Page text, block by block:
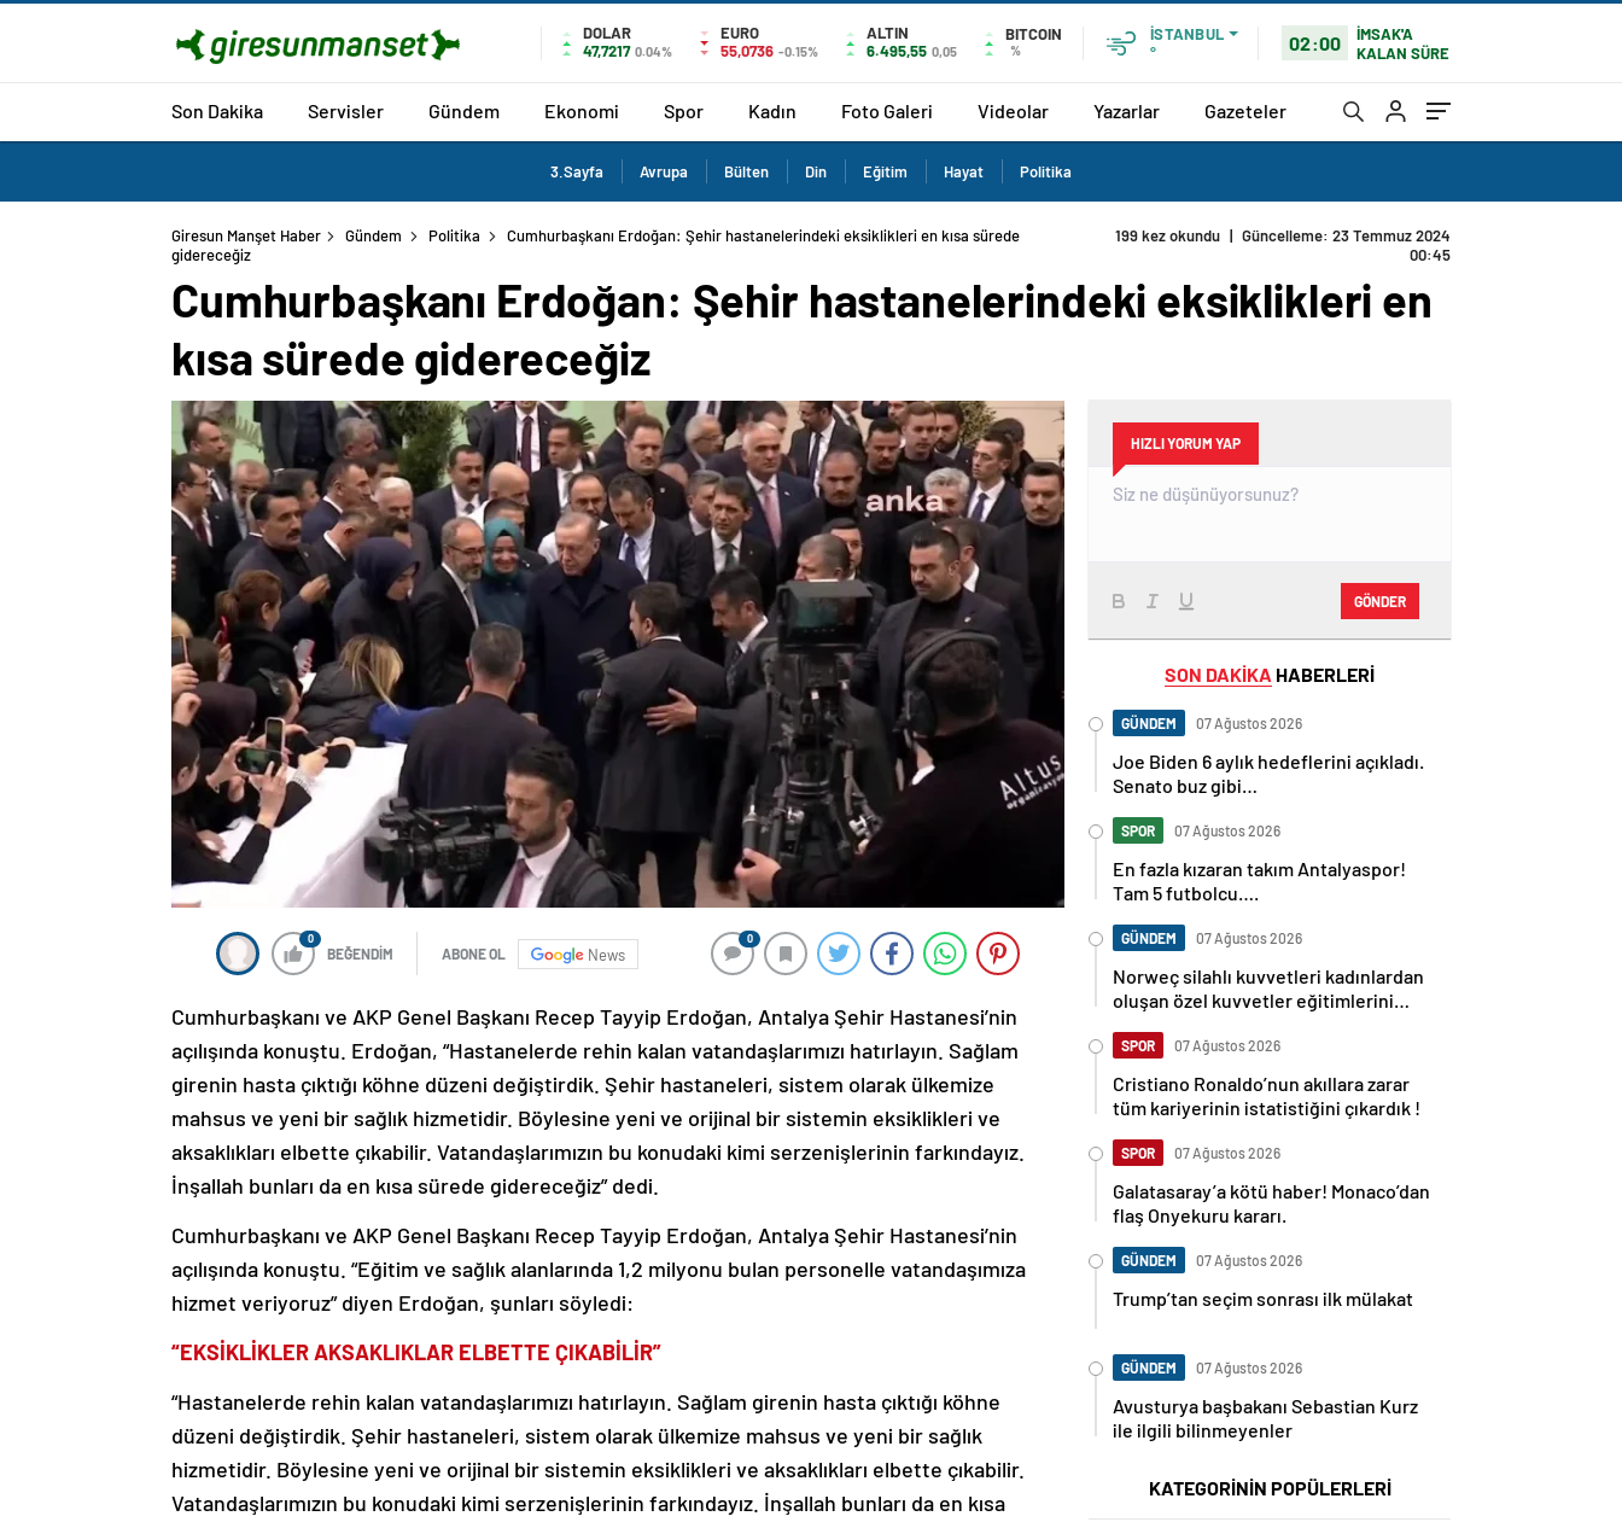
DOLAR
47,7217 0.04%
EURO
55,0736 -0.15%
ALTIN
6.495,55 0,05
BITCOIN
%
İSTANBUL
°
02:00
İMSAK'A
KALAN SÜRE
Son Dakika Servisler Gündem Ekonomi Spor Kadın Foto Galeri Videolar Yazarlar Gazeteler
3.Sayfa Avrupa Bülten Din Eğitim Hayat Politika
Giresun Manşet Haber Gündem Politika
Cumhurbaşkanı Erdoğan: Şehir hastanelerindeki eksiklikleri en kısa sürede
gidereceğiz
199 kez okundu | Güncelleme: 23 Temmuz 2024
00:45
Cumhurbaşkanı Erdoğan: Şehir hastanelerindeki eksiklikleri en
kısa sürede gidereceğiz
0
BEĞENDİM ABONE OL News
0
Cumhurbaşkanı ve AKP Genel Başkanı Recep Tayyip Erdoğan, Antalya Şehir Hastanesi’nin
açılışında konuştu. Erdoğan, “Hastanelerde rehin kalan vatandaşlarımızı hatırlayın. Sağlam
girenin hasta çıktığı köhne düzeni değiştirdik. Şehir hastaneleri, sistem olarak ülkemize
mahsus ve yeni bir sağlık hizmetidir. Böylesine yeni ve orijinal bir sistemin eksiklikleri ve
aksaklıkları elbette çıkabilir. Vatandaşlarımızın bu konudaki kimi serzenişlerinin farkındayız.
İnşallah bunları da en kısa sürede gidereceğiz” dedi.
Cumhurbaşkanı ve AKP Genel Başkanı Recep Tayyip Erdoğan, Antalya Şehir Hastanesi’nin
açılışında konuştu. “Eğitim ve sağlık alanlarında 1,2 milyonu bulan personelle vatandaşımıza
hizmet veriyoruz” diyen Erdoğan, şunları söyledi:
“EKSİKLİKLER AKSAKLIKLAR ELBETTE ÇIKABİLİR”
“Hastanelerde rehin kalan vatandaşlarımızı hatırlayın. Sağlam girenin hasta çıktığı köhne
düzeni değiştirdik. Şehir hastaneleri, sistem olarak ülkemize mahsus ve yeni bir sağlık
hizmetidir. Böylesine yeni ve orijinal bir sistemin eksiklikleri ve aksaklıkları elbette çıkabilir.
Vatandaşlarımızın bu konudaki kimi serzenişlerinin farkındayız. İnşallah bunları da en kısa
HIZLI YORUM YAP
GÖNDER
SON DAKİKA HABERLERİ
GÜNDEM 07 Ağustos 2026
Joe Biden 6 aylık hedeflerini açıkladı.
Senato buz gibi…
SPOR 07 Ağustos 2026
En fazla kızaran takım Antalyaspor!
Tam 5 futbolcu….
GÜNDEM 07 Ağustos 2026
Norweç silahlı kuvvetleri kadınlardan
oluşan özel kuvvetler eğitimlerini
SPOR 07 Ağustos 2026
Cristiano Ronaldo’nun akıllara zarar
tüm kariyerinin istatistiğini çıkardık !
SPOR 07 Ağustos 2026
Galatasaray’a kötü haber! Monaco’dan
flaş Onyekuru kararı.
GÜNDEM 07 Ağustos 2026
Trump’tan seçim sonrası ilk mülakat
GÜNDEM 07 Ağustos 2026
Avusturya başbakanı Sebastian Kurz
ile ilgili bilinmeyenler
KATEGORİNİN POPÜLERLERİ